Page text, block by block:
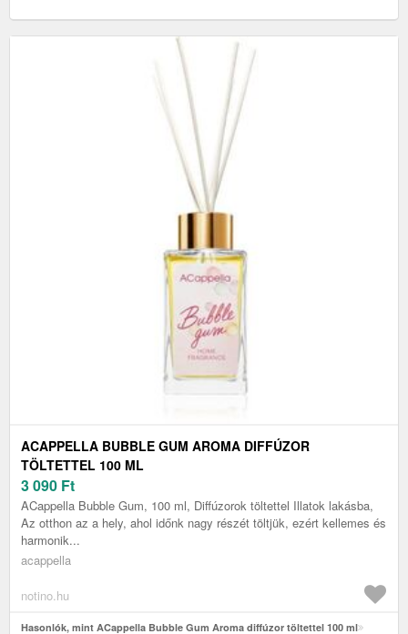
ACAPPELLA BUBBLE GUM AROMA DIFFÚZOR
TÖLTETTEL 100 ML
3 090 Ft
ACappella Bubble Gum, 100 ml, Diffúzorok töltettel Illatok lakásba,
Az otthon az a hely, ahol időnk nagy részét töltjük, ezért kellemes és
harmonik...
acappella
notino.hu
Hasonlók, mint ACappella Bubble Gum Aroma diffúzor töltettel 100 ml